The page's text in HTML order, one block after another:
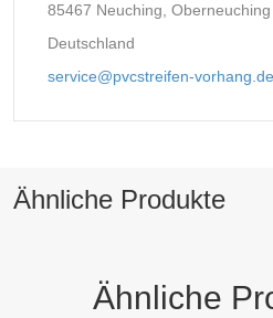
85467 Neuching, Oberneuching
Deutschland
service@pvcstreifen-vorhang.de
Ähnliche Produkte
Ähnliche